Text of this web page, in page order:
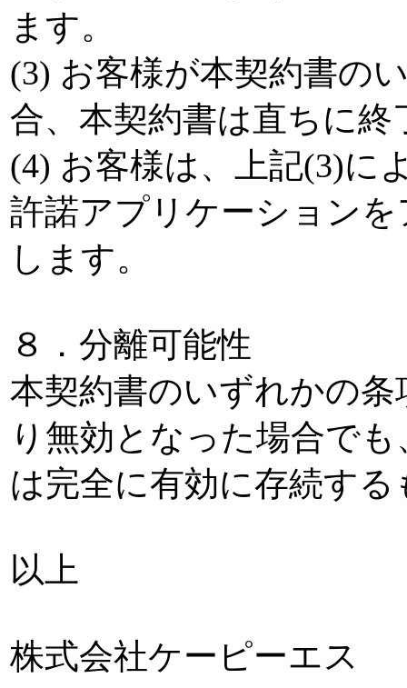
ます。
(3) お客様が本契約書の
合、本契約書は直ちに終
(4) お客様は、上記(3)に
許諾アプリケーション
します。
８．分離可能性
本契約書のいずれかの
り無効となった場合で
は完全に有効に存続す
以上
株式会社ケーピーエス